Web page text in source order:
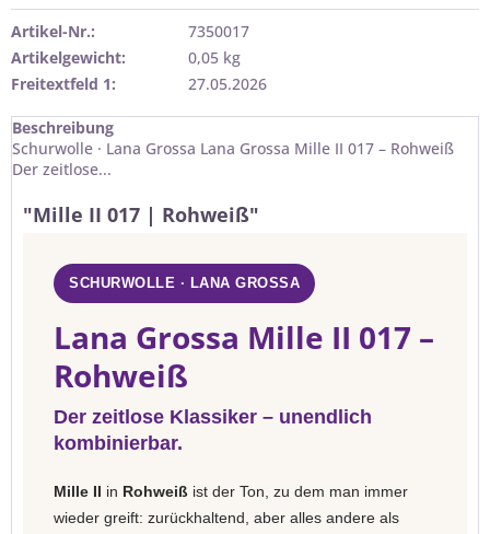
Artikel-Nr.:
7350017
Artikelgewicht:
0,05 kg
Freitextfeld 1:
27.05.2026
Beschreibung
Schurwolle · Lana Grossa Lana Grossa Mille II 017 – Rohweiß
Der zeitlose...
"Mille II 017 | Rohweiß"
SCHURWOLLE · LANA GROSSA
Lana Grossa Mille II 017 –
Rohweiß
Der zeitlose Klassiker – unendlich
kombinierbar.
Mille II in Rohweiß ist der Ton, zu dem man immer
wieder greift: zurückhaltend, aber alles andere als